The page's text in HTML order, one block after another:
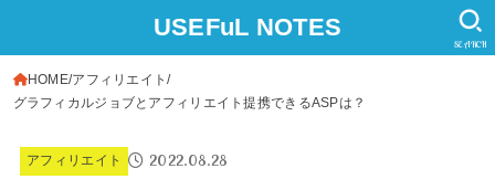
USEFuL NOTES
SEARCH
HOME アフィリエイト
グラフィカルジョブとアフィリエイト提携できるASPは？
アフィリエイト 2022.08.28